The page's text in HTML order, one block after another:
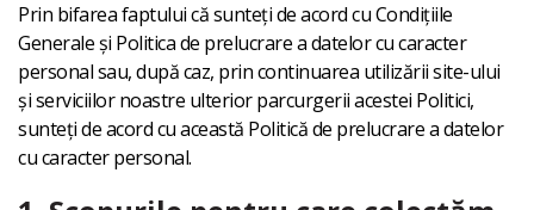
Prin bifarea faptului că sunteți de acord cu Condițiile
Generale și Politica de prelucrare a datelor cu caracter
personal sau, după caz, prin continuarea utilizării site-ului
și serviciilor noastre ulterior parcurgerii acestei Politici,
sunteți de acord cu această Politică de prelucrare a datelor
cu caracter personal.